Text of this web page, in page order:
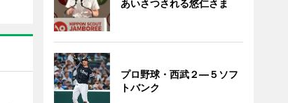
あいさつされる悠仁さま
プロ野球・西武２―５ソフ
トバンク